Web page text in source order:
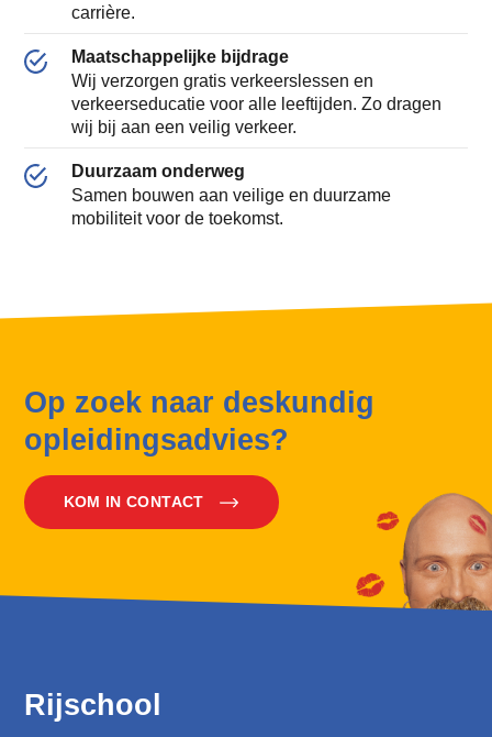
carrière.
Maatschappelijke bijdrage
Wij verzorgen gratis verkeerslessen en
verkeerseducatie voor alle leeftijden. Zo dragen
wij bij aan een veilig verkeer.
Duurzaam onderweg
Samen bouwen aan veilige en duurzame
mobiliteit voor de toekomst.
Op zoek naar deskundig
opleidingsadvies?
KOM IN CONTACT
Rijschool